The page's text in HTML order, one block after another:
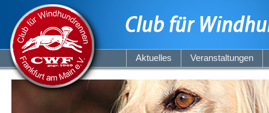
Aktuelles Veranstaltungen